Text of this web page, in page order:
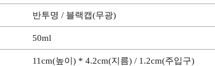
반투명 / 블랙캡(무광)
50ml
11cm(높이) * 4.2cm(지름) / 1.2cm(주입구)